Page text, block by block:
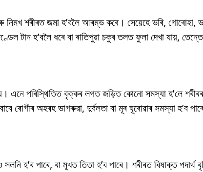
নিমখ শৰীৰত জমা হ’বলৈ আৰম্ভ কৰে। সেয়েহে ভৰি,
টান হ’বলৈ ধৰে বা ৰাতিপুৱা চকুৰ তলত ফুলা দেখা যায়,
এনে পৰিস্থিতিত বৃক্কৰ লগত জড়িত কোনো সমস্যা হ’লে শৰীৰৰ
ৰোগীৰ অহৰহ ভাগৰুৱা, দুৰ্বলতা বা মূৰ ঘূৰোৱাৰ সমস্যা হ’ব
হ’ব পাৰে, বা মুখত তিতা হ’ব পাৰে। শৰীৰত বিষাক্ত